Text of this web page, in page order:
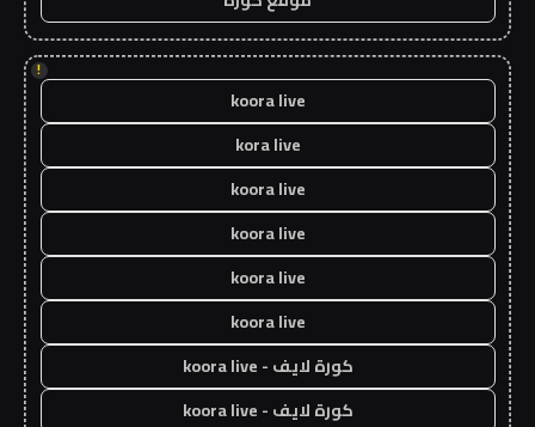
!
koora live
kora live
koora live
koora live
koora live
koora live
كورة لايف - koora live
كورة لايف - koora live